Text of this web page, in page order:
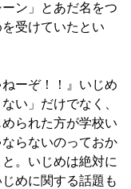
ン」とあだ名をつ
受けていたとい
ーぞ！！』いじめ
い」だけでなく、
られた方が学校い
らないのっておか
。いじめは絶対に
めに関する話題も